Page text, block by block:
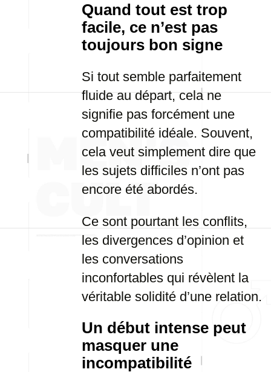
Quand tout est trop
facile, ce n’est pas
toujours bon signe
Si tout semble parfaitement
fluide au départ, cela ne
signifie pas forcément une
compatibilité idéale. Souvent,
cela veut simplement dire que
les sujets difficiles n’ont pas
encore été abordés.
Ce sont pourtant les conflits,
les divergences d’opinion et
les conversations
inconfortables qui révèlent la
véritable solidité d’une relation.
Un début intense peut
masquer une
incompatibilité